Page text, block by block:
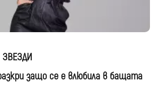
ЗВЕЗДИ
защо се e влюбила в бащата